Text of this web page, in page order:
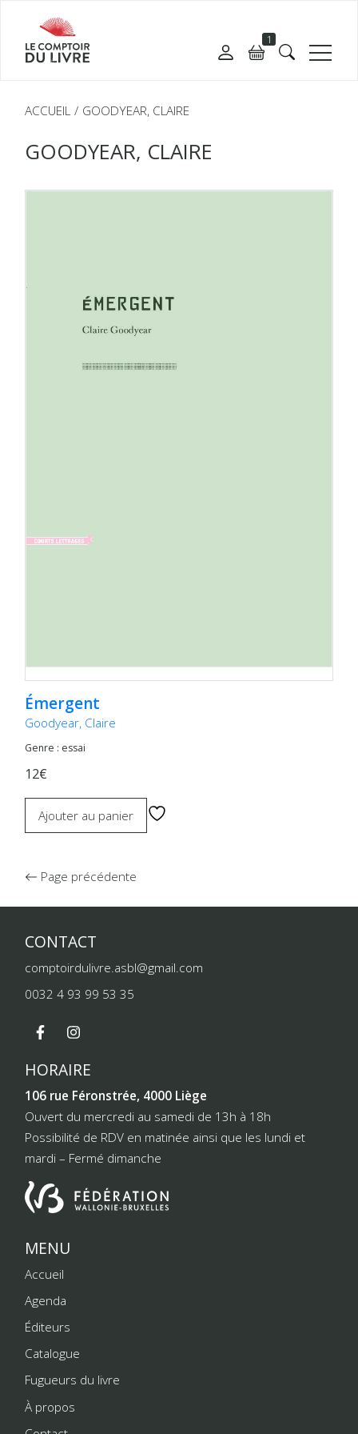
1
ACCUEIL GOODYEAR, CLAIRE
GOODYEAR, CLAIRE
Émergent
Goodyear, Claire
Genre : essai
12€
Ajouter au panier
Page précédente
CONTACT
comptoirdulivre.asbl@gmail.com
0032 4 93 99 53 35
HORAIRE
106 rue Féronstrée, 4000 Liège
Ouvert du mercredi au samedi de 13h à 18h
Possibilité de RDV en matinée ainsi que les lundi et
mardi – Fermé dimanche
MENU
Accueil
Agenda
Éditeurs
Catalogue
Fugueurs du livre
À propos